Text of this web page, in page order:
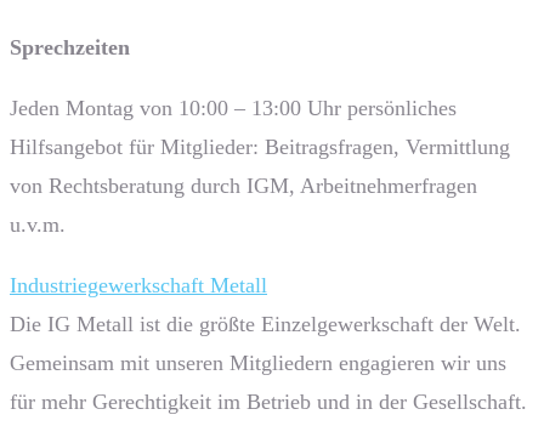
Sprech­zeiten
Jeden Montag von 10:00 – 13:00 Uhr persönliches
Hilfsangebot für Mitglieder: Beitragsfragen, Vermittlung
von Rechtsberatung durch IGM, Arbeitnehmerfragen
u.v.m.
Industriegewerkschaft Metall
Die IG Metall ist die größte Einzelgewerkschaft der Welt.
Gemeinsam mit unseren Mitgliedern engagieren wir uns
für mehr Gerechtigkeit im Betrieb und in der Gesellschaft.